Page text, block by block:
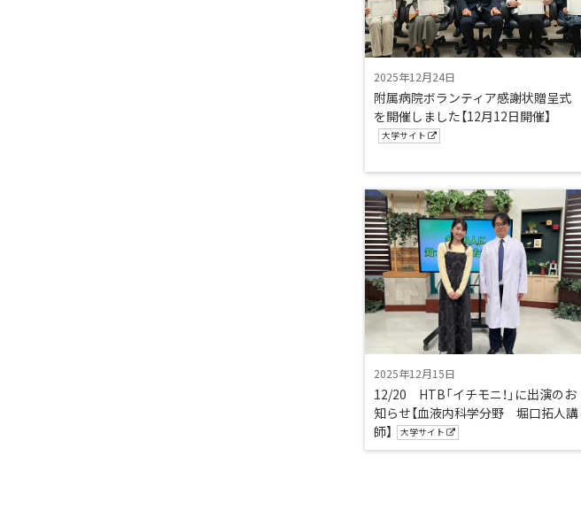
2025年12月24日
附属病院ボランティア感謝状贈呈式
を開催しました【12月12日開催】
大学サイト
2025年12月15日
12/20 HTB「イチモニ！」に出演のお
知らせ【血液内科学分野 堀口拓人講
師】
大学サイト